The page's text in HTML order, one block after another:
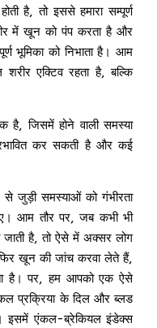
है, तो इससे हमारा सम्पूर्ण
में खून को पंप करता है और
भूमिका को निभाता है। आम
एक्टिव रहता है, बल्कि
है, जिसमें होने वाली समस्या
कर सकती है और कई
जुड़ी समस्याओं को गंभीरता
आम तौर पर, जब कभी भी
है, तो ऐसे में अक्सर लोग
खून की जांच करवा लेते हैं,
है। पर, हम आपको एक ऐसे
प्रक्रिया के दिल और ब्लड
इसमें एंकल-ब्रेकियल इंडेक्स